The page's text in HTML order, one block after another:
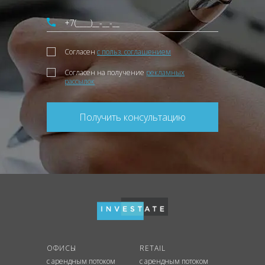
Согласен с польз. соглашением
Согласен на получение рекламных
рассылок
Получить консультацию
ОФИСЫ
с арендным потоком
RETAIL
с арендным потоком